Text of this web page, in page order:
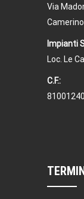
Via
Camerino
Impianti
Loc. Le
C.F.: